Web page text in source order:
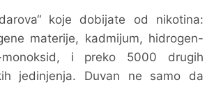
koje dobijate od nikotina:
materije, kadmijum, hidrogen-
monoksid, i preko 5000 drugih
jedinjenja. Duvan ne samo da